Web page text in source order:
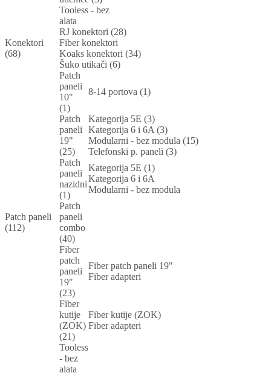
Tooless - bez
alata
Konektori
(68)
RJ konektori (28)
Fiber konektori
Koaks konektori (34)
Šuko utikači (6)
Patch paneli
(112)
Patch
paneli
10"
(1)
8-14 portova (1)
Patch
paneli
19"
(25)
Kategorija 5E (3)
Kategorija 6 i 6A (3)
Modularni - bez modula (15)
Telefonski p. paneli (3)
Patch
paneli
nazidni
(1)
Kategorija 5E (1)
Kategorija 6 i 6A
Modularni - bez modula
Patch
paneli
combo
(40)
Fiber
patch
paneli
19"
(23)
Fiber patch paneli 19"
Fiber adapteri
Fiber
kutije
(ZOK)
(21)
Fiber kutije (ZOK)
Fiber adapteri
Tooless
- bez
alata